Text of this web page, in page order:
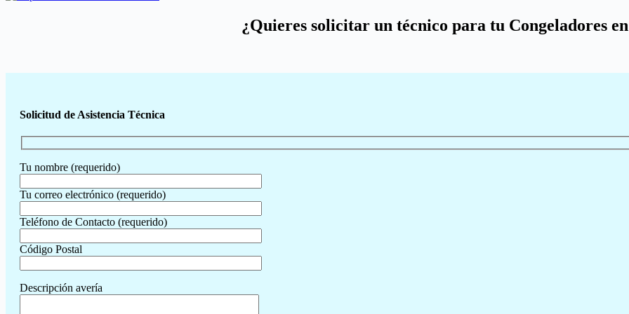
¿Quieres solicitar un técnico para tu Congeladores
Solicitud de Asistencia Técnica
Tu nombre (requerido)
Tu correo electrónico (requerido)
Teléfono de Contacto (requerido)
Código Postal
Descripción avería